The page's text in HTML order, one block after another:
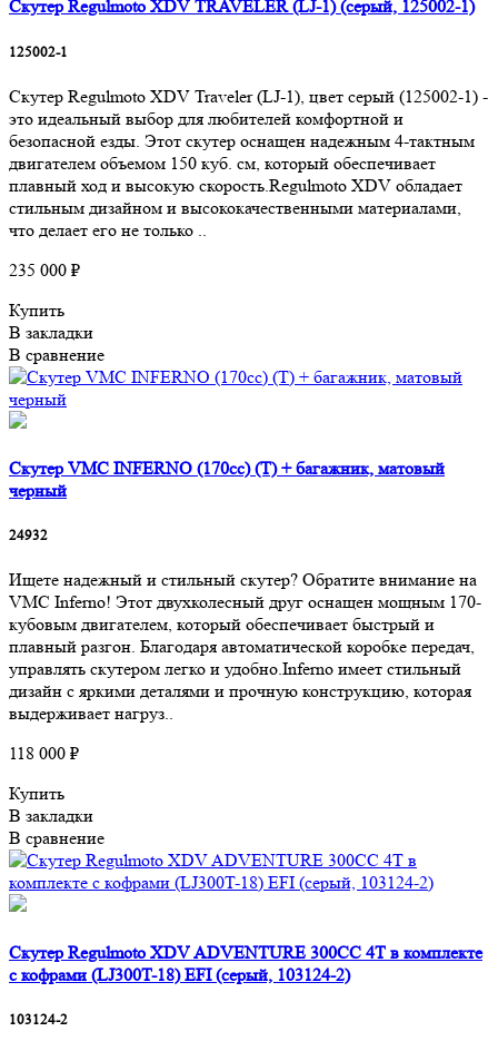
Скутер Regulmoto XDV TRAVELER (LJ-1) (серый, 125002-1)
125002-1
Скутер Regulmoto XDV Traveler (LJ-1), цвет серый (125002-1) -
это идеальный выбор для любителей комфортной и
безопасной езды. Этот скутер оснащен надежным 4-тактным
двигателем объемом 150 куб. см, который обеспечивает
плавный ход и высокую скорость.Regulmoto XDV обладает
стильным дизайном и высококачественными материалами,
что делает его не только ..
235 000 ₽
Купить
В закладки
В сравнение
Скутер VMC INFERNO (170cc) (T) + багажник, матовый
черный
24932
Ищете надежный и стильный скутер? Обратите внимание на
VMC Inferno! Этот двухколесный друг оснащен мощным 170-
кубовым двигателем, который обеспечивает быстрый и
плавный разгон. Благодаря автоматической коробке передач,
управлять скутером легко и удобно.Inferno имеет стильный
дизайн с яркими деталями и прочную конструкцию, которая
выдерживает нагруз..
118 000 ₽
Купить
В закладки
В сравнение
Скутер Regulmoto XDV ADVENTURE 300CC 4T в комплекте
с кофрами (LJ300T-18) EFI (серый, 103124-2)
103124-2